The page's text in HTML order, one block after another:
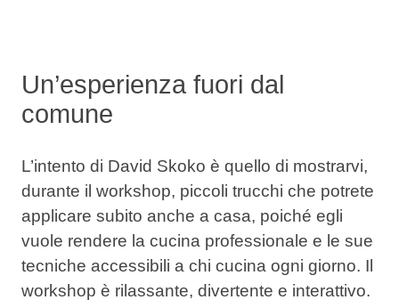
Un’esperienza fuori dal
comune
L’intento di David Skoko è quello di mostrarvi,
durante il workshop, piccoli trucchi che potrete
applicare subito anche a casa, poiché egli
vuole rendere la cucina professionale e le sue
tecniche accessibili a chi cucina ogni giorno. Il
workshop è rilassante, divertente e interattivo.